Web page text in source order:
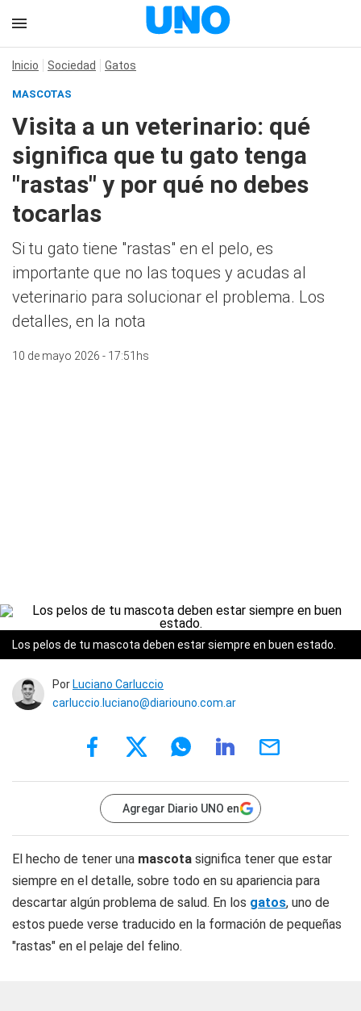
Inicio Sociedad Gatos
MASCOTAS
Visita a un veterinario: qué
significa que tu gato tenga
"rastas" y por qué no debes
tocarlas
Si tu gato tiene "rastas" en el pelo, es
importante que no las toques y acudas al
veterinario para solucionar el problema. Los
detalles, en la nota
10 de mayo 2026 - 17:51hs
Los pelos de tu mascota deben estar siempre en buen estado.
Por Luciano Carluccio
carluccio.luciano@diariouno.com.ar
Agregar Diario UNO en
El hecho de tener una mascota significa tener que estar
siempre en el detalle, sobre todo en su apariencia para
descartar algún problema de salud. En los gatos, uno de
estos puede verse traducido en la formación de pequeñas
"rastas" en el pelaje del felino.